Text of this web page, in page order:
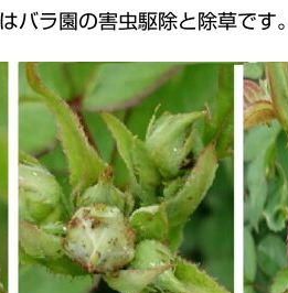
バラ園の害虫駆除と除草です。